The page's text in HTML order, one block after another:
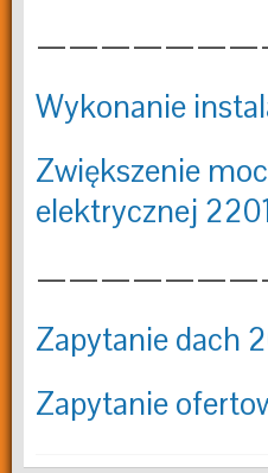
Wykonanie
Zwiększenie
elektrycznej
Zapytanie dach
Zapytanie